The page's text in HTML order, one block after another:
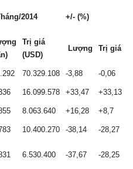
2014 +/- (%)
Trị giá
(USD)
Lượng Trị giá
70.329.108 -3,88 -0,06
16.099.578 +33,47 +33,13
8.063.640 +16,28 +8,7
10.400.270 -38,14 -28,27
6.530.400 -37,67 -28,25